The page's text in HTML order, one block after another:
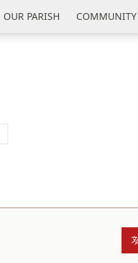
OUR PARISH COMMUNITY